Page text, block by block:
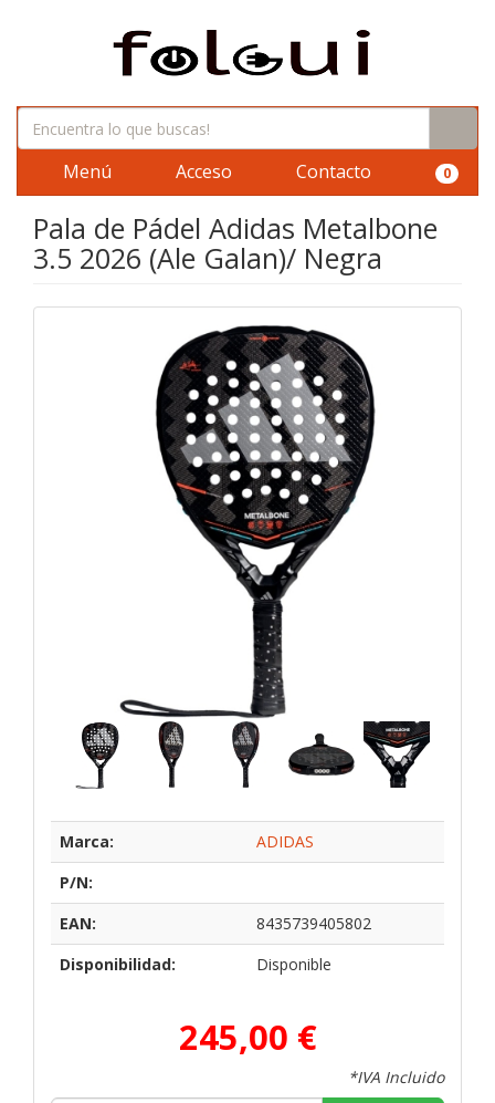
Menú Acceso Contacto 0
Pala de Pádel Adidas Metalbone
3.5 2026 (Ale Galan)/ Negra
Marca:
ADIDAS
P/N:
EAN:
8435739405802
Disponibilidad:
Disponible
245,00 €
*IVA Incluido